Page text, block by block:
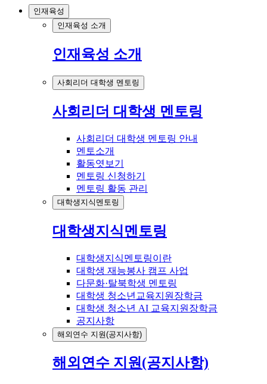
인재육성
인재육성 소개
인재육성 소개
사회리더 대학생 멘토링
사회리더 대학생 멘토링
사회리더 대학생 멘토링 안내
멘토소개
활동엿보기
멘토링 신청하기
멘토링 활동 관리
대학생지식멘토링
대학생지식멘토링
대학생지식멘토링이란
대학생 재능봉사 캠프 사업
다문화·탈북학생 멘토링
대학생 청소년교육지원장학금
대학생 청소년 AI 교육지원장학금
공지사항
해외연수 지원(공지사항)
해외연수 지원(공지사항)